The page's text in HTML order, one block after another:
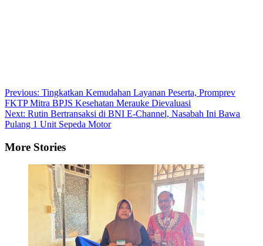
Post
navigation
Previous: Tingkatkan Kemudahan Layanan Peserta, Promprev
FKTP Mitra BPJS Kesehatan Merauke Dievaluasi
Next: Rutin Bertransaksi di BNI E-Channel, Nasabah Ini Bawa
Pulang 1 Unit Sepeda Motor
More Stories